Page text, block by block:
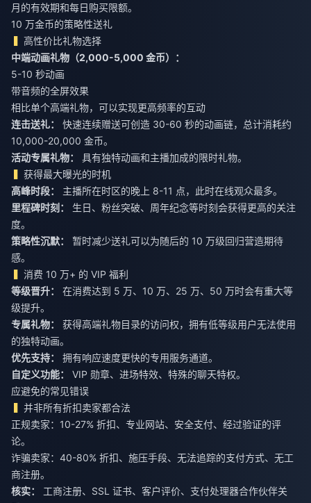
月的有效期和每日购买限额。
10 万金币的策略性送礼
高性价比礼物选择
中端动画礼物（2,000-5,000 金币）：
5-10 秒动画
带音频的全屏效果
相比单个高端礼物，可以实现更高频率的互动
连击送礼：
快速连续赠送可创造 30-60 秒的动画链，总计消耗约
10,000-20,000 金币。
活动专属礼物：
具有独特动画和主播加成的限时礼物。
获得最大曝光的时机
高峰时段：
主播所在时区的晚上 8-11 点，此时在线观众最多。
里程碑时刻：
生日、粉丝突破、周年纪念等时刻会获得更高的关注
度。
策略性沉默：
暂时减少送礼可以为随后的 10 万级回归营造期待
感。
消费 10 万+ 的 VIP 福利
等级晋升：
在消费达到 5 万、10 万、25 万、50 万时会有重大等
级提升。
专属礼物：
获得高端礼物目录的访问权，拥有低等级用户无法使用
的独特动画。
优先支持：
拥有响应速度更快的专用服务通道。
自定义功能：
VIP 勋章、进场特效、特殊的聊天特权。
应避免的常见错误
并非所有折扣卖家都合法
正规卖家：10-27% 折扣、专业网站、安全支付、经过验证的评
论。
诈骗卖家：40-80% 折扣、施压手段、无法追踪的支付方式、无工
商注册。
核实：
工商注册、SSL 证书、客户评价、支付处理器合作伙伴关